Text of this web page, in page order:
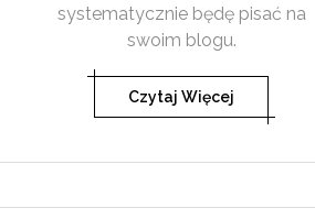
systematycznie będę pisać na
swoim blogu.
Czytaj Więcej